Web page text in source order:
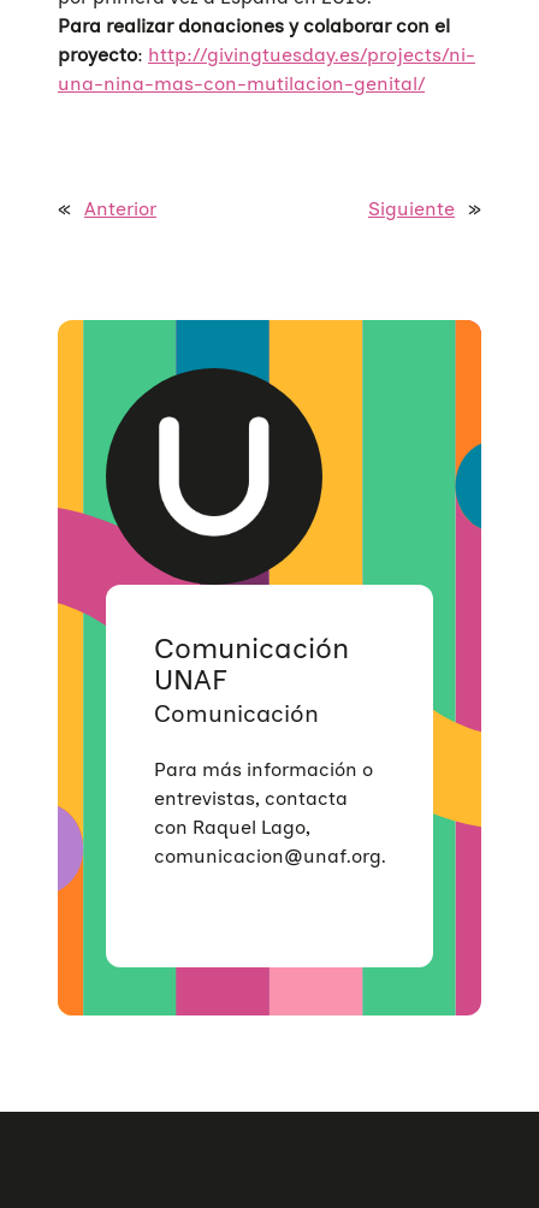
Mediación
Infancia y adolescencia
Educación Sexual
Violencias de género
Sensibilización
Formación
Investigación
Incidencia
Trabajo en red
Sala de prensa
Materiales y publicaciones
Campañas
Eventos
COLABORA
Haz tu donación
Únete a nuestra red
Si eres empresa
Hazte voluntaria/o
Para realizar donaciones y colaborar con el
proyecto: http://givingtuesday.es/projects/ni-
una-nina-mas-con-mutilacion-genital/
« Anterior Siguiente »
Comunicación
UNAF
Comunicación
Para más información o
entrevistas, contacta
con Raquel Lago,
comunicacion@unaf.org.